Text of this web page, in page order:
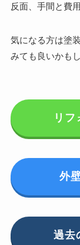
反面、手間と費
気になる方は塗
みても良いかも
リフ
外
過去